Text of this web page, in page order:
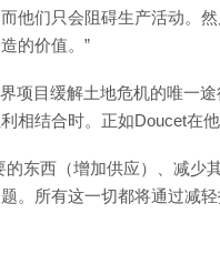
他们只会阻碍生产活动。
的价值。”
项目缓解土地危机的唯一
相结合时。正如Doucet在
东西（增加供应）、减少
。所有这一切都将通过减